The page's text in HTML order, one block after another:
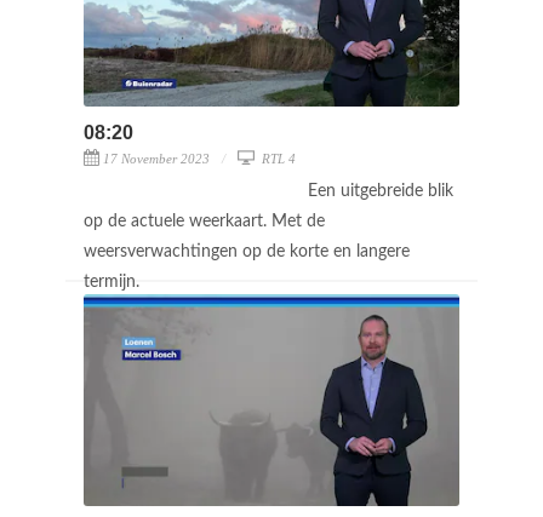
08:20
17 November 2023 RTL 4
Een uitgebreide blik
op de actuele weerkaart. Met de
weersverwachtingen op de korte en langere
termijn.